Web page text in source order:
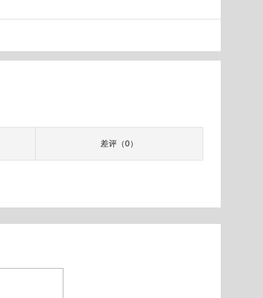
差评（0）